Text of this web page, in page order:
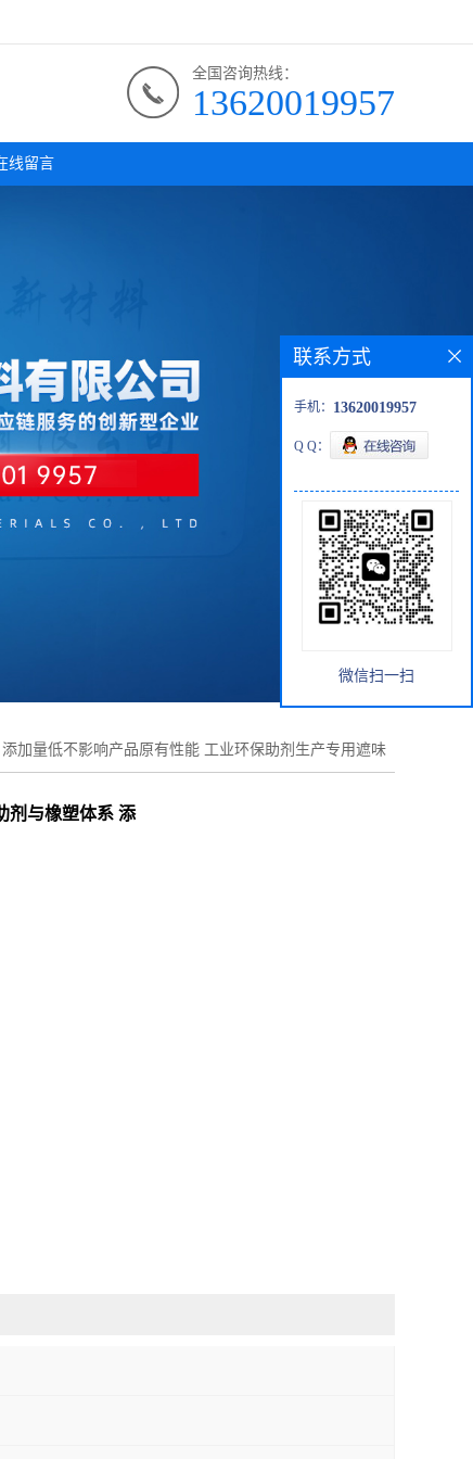
全国咨询热线：
13620019957
线留言
加量低不影响产品原有性能 工业环保助剂生产专用遮味
剂与橡塑体系 添
联系方式
手机： 13620019957
Q Q：
微信扫一扫